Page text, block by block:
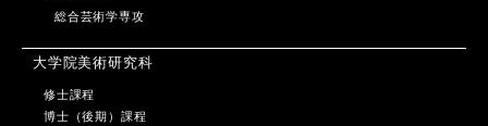
総合芸術学専攻
大学院美術研究科
修士課程
博士（後期）課程